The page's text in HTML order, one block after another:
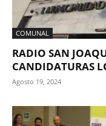
COMUNAL
RADIO SAN
CANDIDATURAS
Agosto 19, 2024